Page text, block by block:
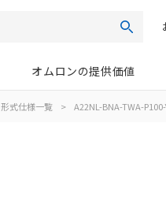
検索
オムロンの提供価値
形式仕様一覧 > A22NL-BNA-TWA-P100-